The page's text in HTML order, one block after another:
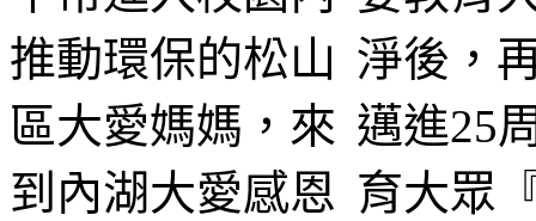
淨後，
邁進25
育大眾